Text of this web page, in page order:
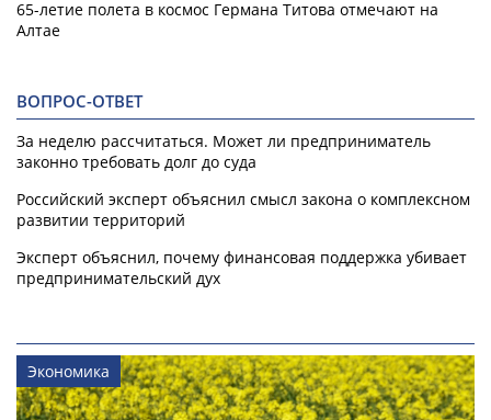
65-летие полета в космос Германа Титова отмечают на
Алтае
ВОПРОС-ОТВЕТ
За неделю рассчитаться. Может ли предприниматель
законно требовать долг до суда
Российский эксперт объяснил смысл закона о комплексном
развитии территорий
Эксперт объяснил, почему финансовая поддержка убивает
предпринимательский дух
Экономика